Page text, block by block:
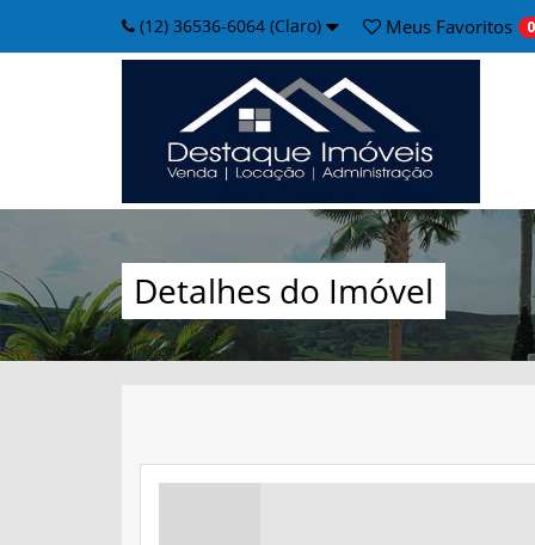
(12) 36536-6064 (Claro) Meus Favoritos 0
Detalhes do Imóvel